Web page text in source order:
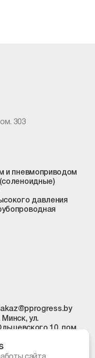
303
и пневмоприводом
давления
Минск, ул.
10, пом.